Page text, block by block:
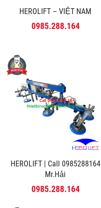
HEROLIFT – VIỆT NAM
0985.288.164
HEROLIFT | Call 0985288164
Mr.Hải
0985.288.164